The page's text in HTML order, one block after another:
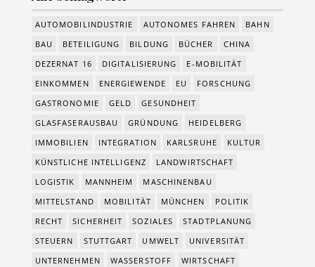
AUTOMOBILINDUSTRIE AUTONOMES FAHREN
BAHN
BAU
BETEILIGUNG BILDUNG BÜCHER
CHINA
DEZERNAT 16
DIGITALISIERUNG
E-MOBILITÄT
EINKOMMEN
ENERGIEWENDE EU
FORSCHUNG
GASTRONOMIE
GELD
GESUNDHEIT
GLASFASERAUSBAU
GRÜNDUNG
HEIDELBERG
IMMOBILIEN
INTEGRATION KARLSRUHE
KULTUR
KÜNSTLICHE INTELLIGENZ
LANDWIRTSCHAFT
LOGISTIK
MANNHEIM
MASCHINENBAU
MITTELSTAND
MOBILITÄT MÜNCHEN
POLITIK
RECHT
SICHERHEIT SOZIALES
STADTPLANUNG
STEUERN
STUTTGART UMWELT
UNIVERSITÄT
UNTERNEHMEN
WASSERSTOFF WIRTSCHAFT